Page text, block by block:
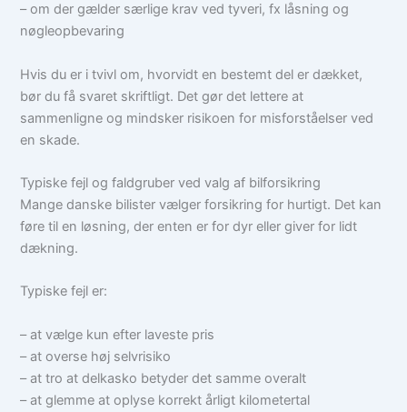
– om der gælder særlige krav ved tyveri, fx låsning og
nøgleopbevaring
Hvis du er i tvivl om, hvorvidt en bestemt del er dækket,
bør du få svaret skriftligt. Det gør det lettere at
sammenligne og mindsker risikoen for misforståelser ved
en skade.
Typiske fejl og faldgruber ved valg af bilforsikring
Mange danske bilister vælger forsikring for hurtigt. Det kan
føre til en løsning, der enten er for dyr eller giver for lidt
dækning.
Typiske fejl er:
– at vælge kun efter laveste pris
– at overse høj selvrisiko
– at tro at delkasko betyder det samme overalt
– at glemme at oplyse korrekt årligt kilometertal